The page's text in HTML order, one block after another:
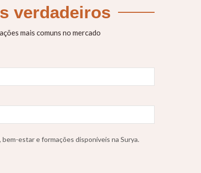
verdadeiros
mais comuns no mercado
estar e formações disponíveis na Surya.